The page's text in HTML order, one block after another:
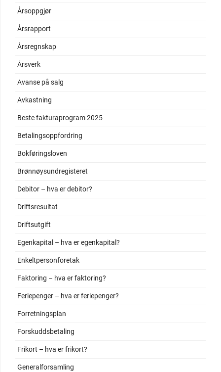
Årsoppgjør
Årsrapport
Årsregnskap
Årsverk
Avanse på salg
Avkastning
Beste fakturaprogram 2025
Betalingsoppfordring
Bokføringsloven
Brønnøysundregisteret
Debitor – hva er debitor?
Driftsresultat
Driftsutgift
Egenkapital – hva er egenkapital?
Enkeltpersonforetak
Faktoring – hva er faktoring?
Feriepenger – hva er feriepenger?
Forretningsplan
Forskuddsbetaling
Frikort – hva er frikort?
Generalforsamling